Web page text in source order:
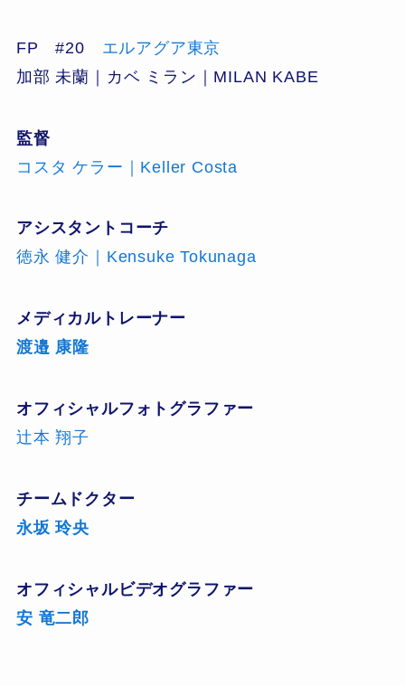
FP #20 エルアグア東京
加部 未蘭｜カベ ミラン｜MILAN KABE
監督
コスタ ケラー｜Keller Costa
アシスタントコーチ
徳永 健介｜Kensuke Tokunaga
メディカルトレーナー
渡邉 康隆
オフィシャルフォトグラファー
辻本 翔子
チームドクター
永坂 玲央
オフィシャルビデオグラファー
安 竜二郎